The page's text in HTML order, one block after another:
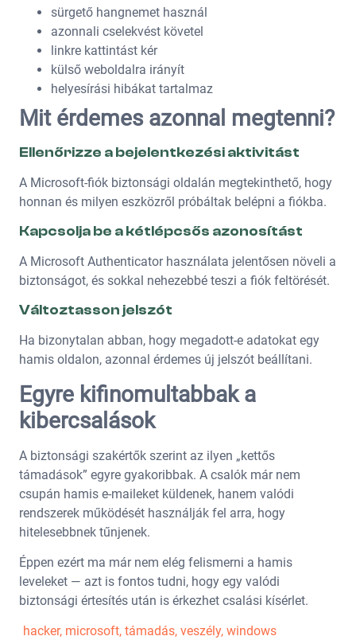
sürgető hangnemet használ
azonnali cselekvést követel
linkre kattintást kér
külső weboldalra irányít
helyesírási hibákat tartalmaz
Mit érdemes azonnal megtenni?
Ellenőrizze a bejelentkezési aktivitást
A Microsoft-fiók biztonsági oldalán megtekinthető, hogy
honnan és milyen eszközről próbáltak belépni a fiókba.
Kapcsolja be a kétlépcsős azonosítást
A Microsoft Authenticatorhasználata jelentősen növeli a
biztonságot, és sokkal nehezebbé teszi a fiók feltörését.
Változtasson jelszót
Ha bizonytalan abban, hogy megadott-e adatokat egy
hamis oldalon, azonnal érdemes új jelszót beállítani.
Egyre kifinomultabbak a
kibercsalások
A biztonsági szakértők szerint az ilyen „kettős
támadások” egyre gyakoribbak. A csalók már nem
csupán hamis e-maileket küldenek, hanem valódi
rendszerek működését használják fel arra, hogy
hitelesebbnek tűnjenek.
Éppen ezért ma már nem elég felismerni a hamis
leveleket — azt is fontos tudni, hogy egy valódi
biztonsági értesítés után is érkezhet csalási kísérlet.
hacker, microsoft, támadás, veszély, windows